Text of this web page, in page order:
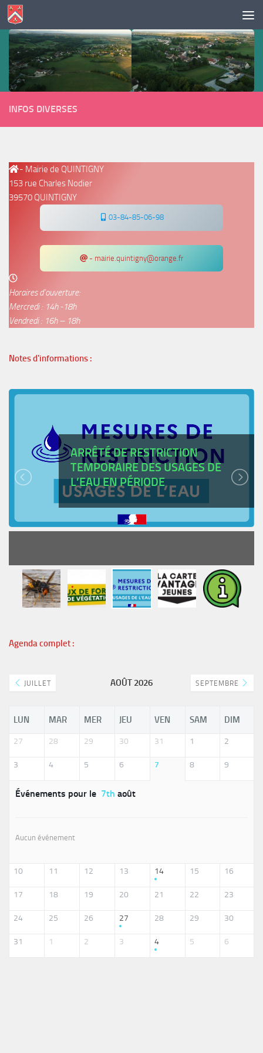
Skip to content
INFOS DIVERSES
- Mairie de QUINTIGNY
153 rue Charles Nodier
39570 QUINTIGNY
03-84-85-06-98
- mairie.quintigny@orange.fr
Horaires d’ouverture:
Mercredi : 14h -18h
Vendredi : 16h – 18h
Notes d'informations :
ARRÊTÉ DE RESTRICTION
TEMPORAIRE DES USAGES DE
L’EAU EN PÉRIODE
READ MORE
Agenda complet :
JUILLET AOÛT 2026 SEPTEMBRE
LUN MAR MER JEU VEN SAM DIM
27 28 29 30 31 1 2
3 4 5 6 7 8 9
Événements pour le 7th août
Aucun événement
10 11 12 13 14 15 16
17 18 19 20 21 22 23
24 25 26 27 28 29 30
31 1 2 3 4 5 6